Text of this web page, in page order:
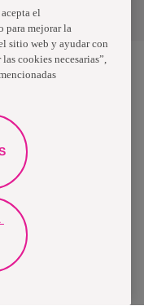
global líder en
y soluciones. Nuestro
en beneficio de
y la sociedad en
países bajo las
como otras marcas
Libero, Libresse,
Organic y Zewa. En
13 mil millones de
la compañía está
en Nasdaq Estocolmo.
el
para mejorar la
sitio web y ayudar con
cookies necesarias”,